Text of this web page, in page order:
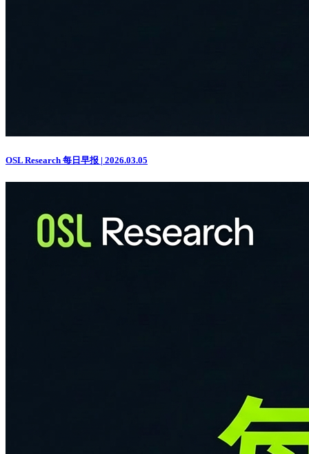
OSL Research 每日早报 | 2026.03.05